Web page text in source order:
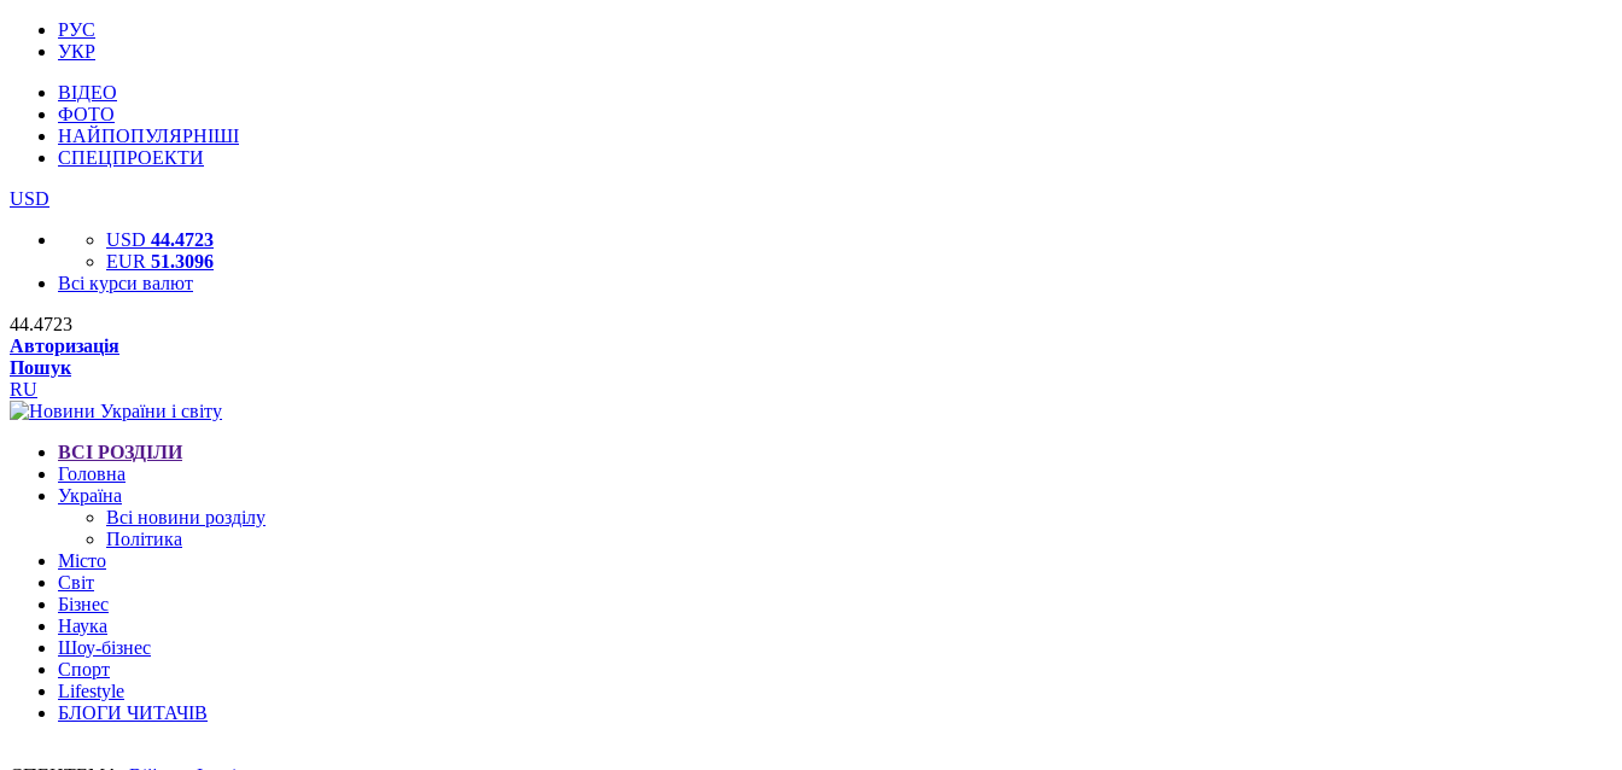
РУС
УКР
ВІДЕО
ФОТО
НАЙПОПУЛЯРНІШІ
СПЕЦПРОЕКТИ
USD
USD 44.4723
EUR 51.3096
Всі курси валют
44.4723
Авторизація
Пошук
RU
ВСІ РОЗДІЛИ
Головна
Україна
Всі новини розділу
Політика
Місто
Світ
Бізнес
Наука
Шоу-бізнес
Спорт
Lifestyle
БЛОГИ ЧИТАЧІВ